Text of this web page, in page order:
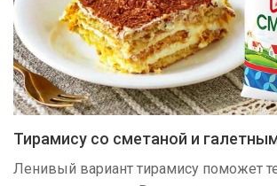
Тирамису со сметаной и
Ленивый вариант тирамису поможет